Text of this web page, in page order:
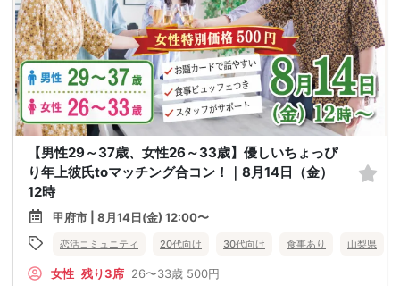
【男性29～37歳、女性26～33歳】優しいちょっぴ
り年上彼氏toマッチング合コン！｜8月14日（金）
12時
甲府市 | 8月14日(金) 12:00〜
恋活コミュニティ 20代向け 30代向け 食事あり 山梨県
女性 残り3席 26〜33歳 500円